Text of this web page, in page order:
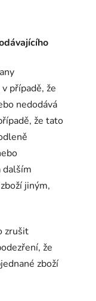
případě, že
nedodává
že tato
dalším
jiným,
zrušit
že
zboží